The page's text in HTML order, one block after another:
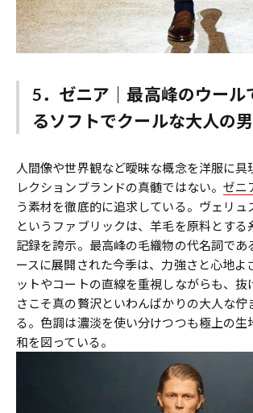
5．ゼニア｜最高峰のウール
るソフトでクールな大人の
人間像や世界観など曖昧な概念を洋服に具
レクションブランドの真髄ではない。ゼニ
う素材を徹底的に追求している。ヴェリュ
というファブリックは、羊毛を原料とする
記録を誇示。最高峰の毛織物の代名詞であ
ースに展開された今季は、力強さと心地よ
ットやコートの直線を重視しながらも、抜
さこそ真の贅沢といわんばかりの大人な佇
る。色調は濃淡を使い分けつつも極上の生
和を図っている。